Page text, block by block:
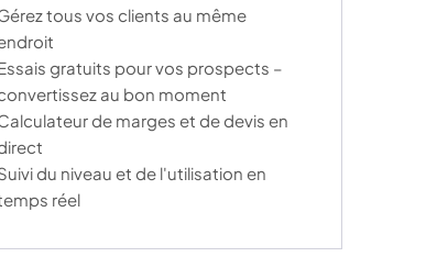
tous vos clients au même
gratuits pour vos prospects –
au bon moment
de marges et de devis en
du niveau et de l'utilisation en
réel